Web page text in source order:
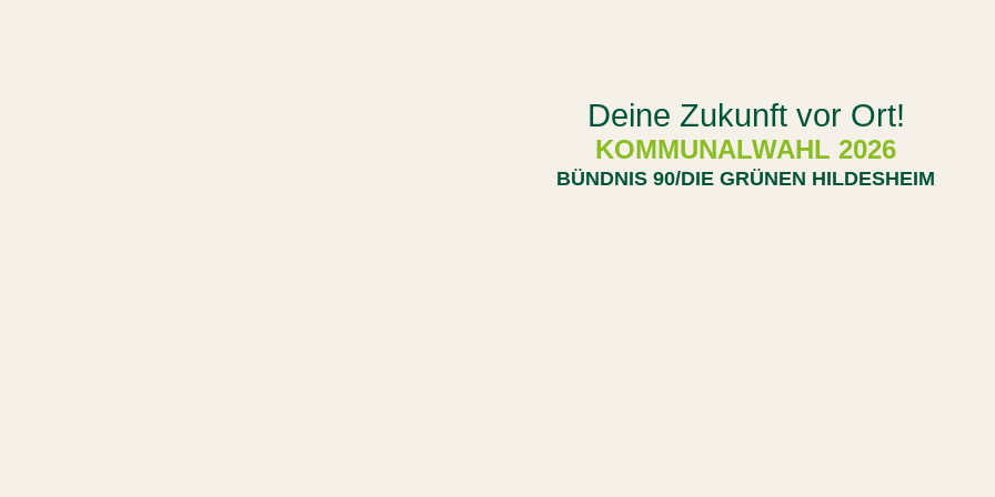
Deine Zukunft vor Ort!
KOMMUNALWAHL 2026
BÜNDNIS 90/DIE GRÜNEN HILDESHEIM